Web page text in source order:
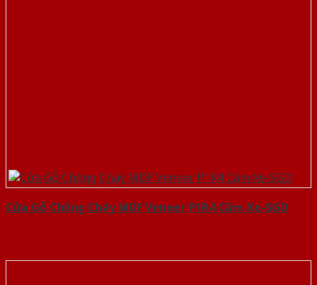
Cửa Gỗ Chống Cháy MDF Veneer P1R4 Căm Xe-SGD